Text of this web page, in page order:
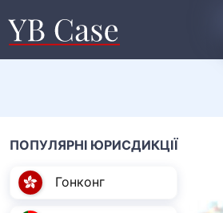
ПОПУЛЯРНІ ЮРИСДИКЦІЇ
Гонконг